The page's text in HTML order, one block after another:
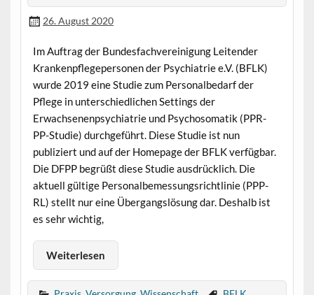
26. August 2020
Im Auftrag der Bundesfachvereinigung Leitender
Krankenpflegepersonen der Psychiatrie e.V. (BFLK)
wurde 2019 eine Studie zum Personalbedarf der
Pflege in unterschiedlichen Settings der
Erwachsenenpsychiatrie und Psychosomatik (PPR-
PP-Studie) durchgeführt. Diese Studie ist nun
publiziert und auf der Homepage der BFLK verfügbar.
Die DFPP begrüßt diese Studie ausdrücklich. Die
aktuell gültige Personalbemessungsrichtlinie (PPP-
RL) stellt nur eine Übergangslösung dar. Deshalb ist
es sehr wichtig,
Weiterlesen